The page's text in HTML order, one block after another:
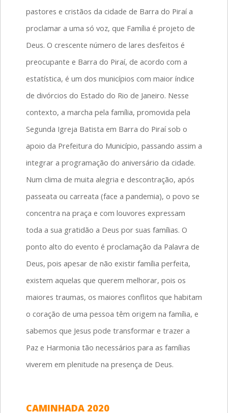
pastores e cristãos da cidade de Barra do Piraí a
proclamar a uma só voz, que Família é projeto de
Deus. O crescente número de lares desfeitos é
preocupante e Barra do Piraí, de acordo com a
estatística, é um dos municípios com maior índice
de divórcios do Estado do Rio de Janeiro. Nesse
contexto, a marcha pela família, promovida pela
Segunda Igreja Batista em Barra do Piraí sob o
apoio da Prefeitura do Município, passando assim a
integrar a programação do aniversário da cidade.
Num clima de muita alegria e descontração, após
passeata ou carreata (face a pandemia), o povo se
concentra na praça e com louvores expressam
toda a sua gratidão a Deus por suas famílias. O
ponto alto do evento é proclamação da Palavra de
Deus, pois apesar de não existir família perfeita,
existem aquelas que querem melhorar, pois os
maiores traumas, os maiores conflitos que habitam
o coração de uma pessoa têm origem na família, e
sabemos que Jesus pode transformar e trazer a
Paz e Harmonia tão necessários para as famílias
viverem em plenitude na presença de Deus.
CAMINHADA 2020